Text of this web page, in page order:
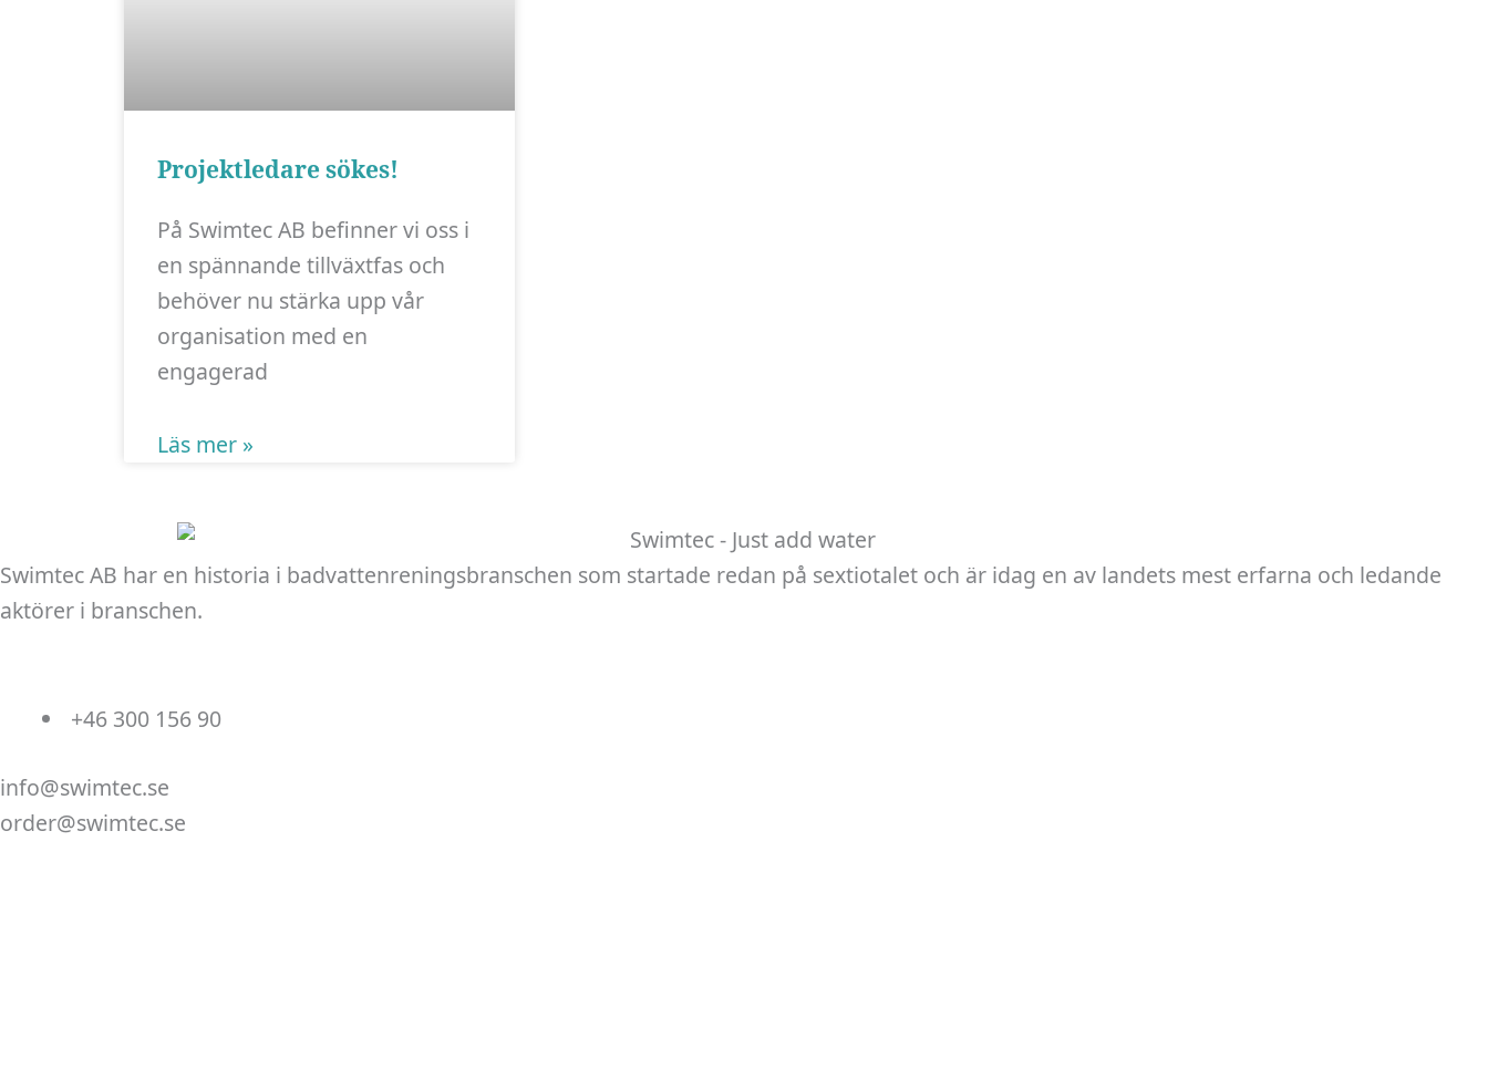
Projektledare sökes!
På Swimtec AB befinner vi oss i
en spännande tillväxtfas och
behöver nu stärka upp vår
organisation med en
engagerad
Läs mer »
Swimtec AB har en historia i badvattenreningsbranschen som startade redan på sextiotalet och är idag en av landets mest erfarna och ledande
aktörer i branschen.
+46 300 156 90
info@swimtec.se
order@swimtec.se